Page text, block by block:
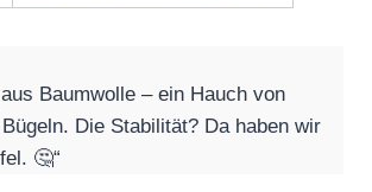
Baumwolle – ein Hauch von
Die Stabilität? Da haben wir
🤔“